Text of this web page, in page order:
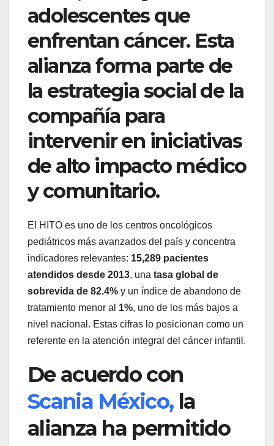
adolescentes que
enfrentan cáncer. Esta
alianza forma parte de
la estrategia social de la
compañía para
intervenir en iniciativas
de alto impacto médico
y comunitario.
El HITO es uno de los centros oncológicos
pediátricos más avanzados del país y concentra
indicadores relevantes: 15,289 pacientes
atendidos desde 2013, una tasa global de
sobrevida de 82.4% y un índice de abandono de
tratamiento menor al 1%, uno de los más bajos a
nivel nacional. Estas cifras lo posicionan como un
referente en la atención integral del cáncer infantil.
De acuerdo con
Scania México, la
alianza ha permitido